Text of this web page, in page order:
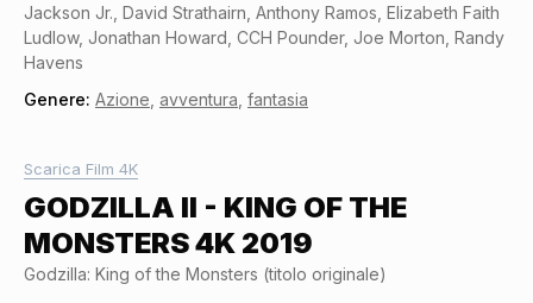
Jackson Jr., David Strathairn, Anthony Ramos, Elizabeth Faith
Ludlow, Jonathan Howard, CCH Pounder, Joe Morton, Randy
Havens
Genere: Azione, avventura, fantasia
Scarica Film 4K
GODZILLA II - KING OF THE
MONSTERS 4K 2019
Godzilla: King of the Monsters (titolo originale)